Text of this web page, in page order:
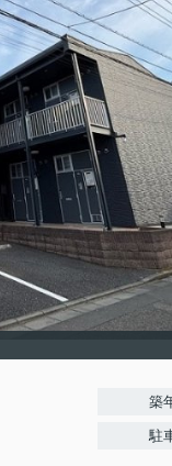
築
駐